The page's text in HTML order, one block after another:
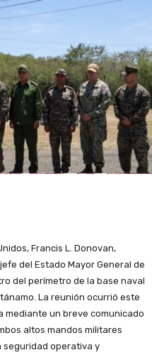
Francis L. Donovan,
del Estado Mayor General de
del perímetro de la base naval
La reunión ocurrió este
mediante un breve comunicado
altos mandos militares
operativa y